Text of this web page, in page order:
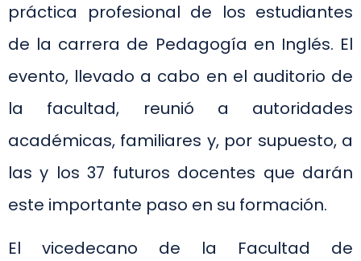
práctica profesional de los estudiantes
de la carrera de Pedagogía en Inglés. El
evento, llevado a cabo en el auditorio de
la facultad, reunió a autoridades
académicas, familiares y, por supuesto, a
las y los 37 futuros docentes que darán
este importante paso en su formación.
El vicedecano de la Facultad de